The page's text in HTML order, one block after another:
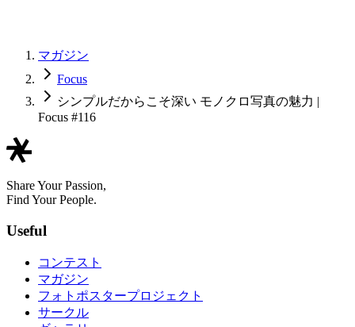
マガジン
Focus
シンプルだからこそ深い モノクロ写真の魅力 |
Focus #116
Share Your Passion,
Find Your People.
Useful
コンテスト
マガジン
フォトポスタープロジェクト
サークル